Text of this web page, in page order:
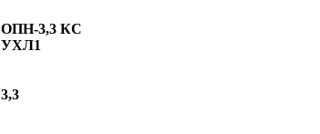
ОПН-3,3 КС
УХЛ1
3,3